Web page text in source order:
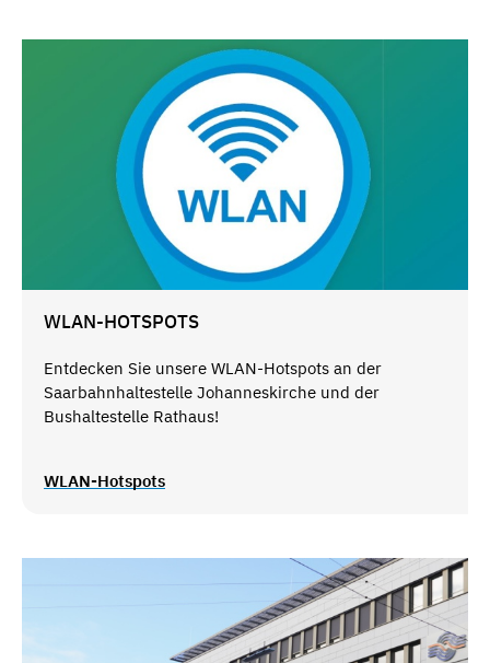
WLAN-HOTSPOTS
Entdecken Sie unsere WLAN-Hotspots an der
Saarbahnhaltestelle Johanneskirche und der
Bushaltestelle Rathaus!
WLAN-Hotspots